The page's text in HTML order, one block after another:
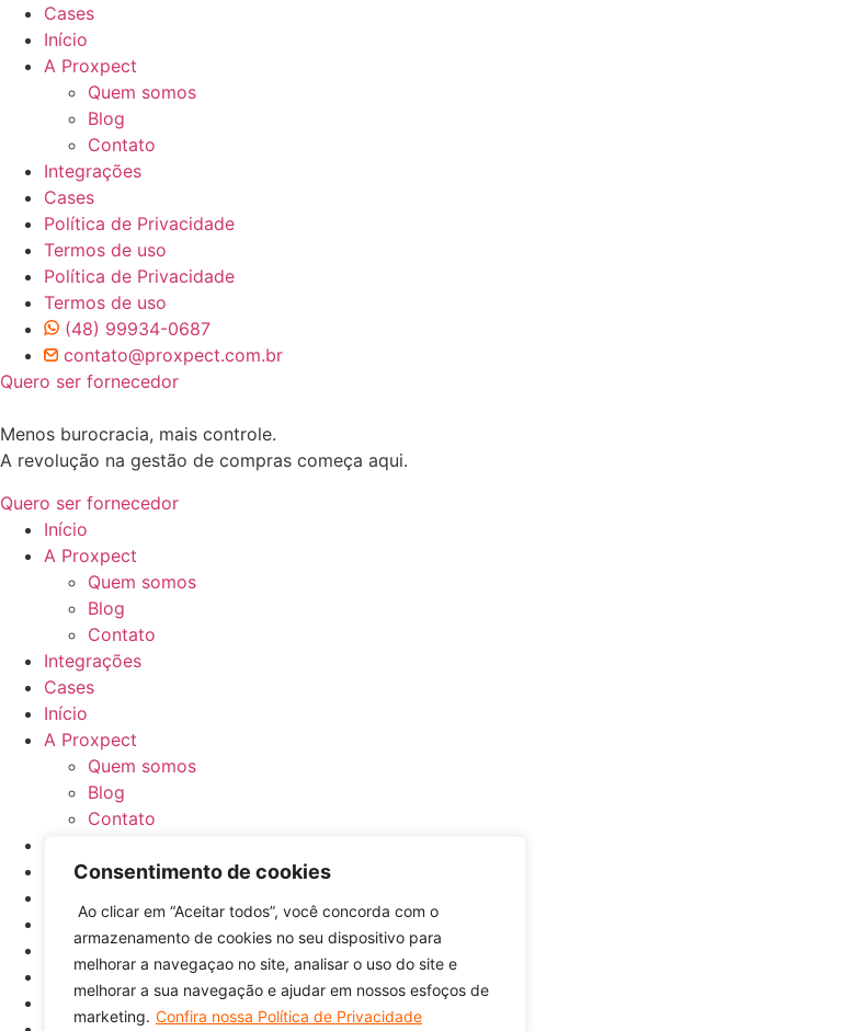
Consentimento de cookies
Ao clicar em “Aceitar todos”, você concorda com o
armazenamento de cookies no seu dispositivo para
melhorar a navegaçao no site, analisar o uso do site e
melhorar a sua navegação e ajudar em nossos esfoços de
marketing. Confira nossa Política de Privacidade
Cases
Início
A Proxpect
Quem somos
Blog
Contato
Integrações
Cases
Política de Privacidade
Termos de uso
Política de Privacidade
Termos de uso
(48) 99934-0687
contato@proxpect.com.br
Quero ser fornecedor
Menos burocracia, mais controle.
A revolução na gestão de compras começa aqui.
Quero ser fornecedor
Início
A Proxpect
Quem somos
Blog
Contato
Integrações
Cases
Início
A Proxpect
Quem somos
Blog
Contato
Integrações
Cases
Termos de uso
Política de Privacidade
Termos de uso
(48) 99934-0687